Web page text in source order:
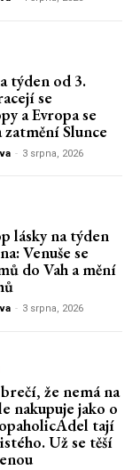
týden od 3.
se
a Evropa se
zatmění Slunce
- 3 srpna, 2026
lásky na týden
Venuše se
do Vah a mění
- 3 srpna, 2026
že nemá na
nakupuje jako o
tají
Už se těší